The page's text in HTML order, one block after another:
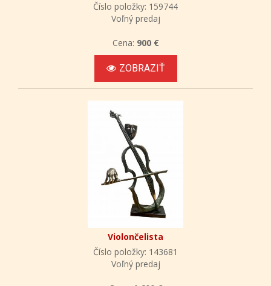
Číslo položky: 159744
Voľný predaj
Cena: 900 €
ZOBRAZIŤ
Violončelista
Číslo položky: 143681
Voľný predaj